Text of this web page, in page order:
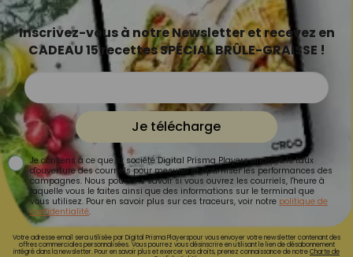
Inscrivez-vous à notre Newsletter et recevez en
CADEAU 15 recettes SPÉCIAL BRÛLE-GRAISSE !
Je télécharge
Je consens à ce que la société Digital Prisma Players analyse le taux
d'ouverture des courriels pour mesurer et optimiser les performances des
campagnes. Nous pourrons savoir si vous ouvrez les courriels, l'heure à
laquelle vous le faites ainsi que des informations sur le terminal que
vous utilisez. Pour en savoir plus sur ces traceurs, voir notre politique de
confidentialité.
Votre adresse email sera utilisée par Digital Prisma Playerspour vous envoyer votre newsletter contenant des
offres commerciales personnalisées. Vous pourrez vous désinscrire en utilisant le lien de désabonnement
intégré dans la newsletter. Pour en savoir plus et exercer vos droits, prenez connaissance de notreCharte de